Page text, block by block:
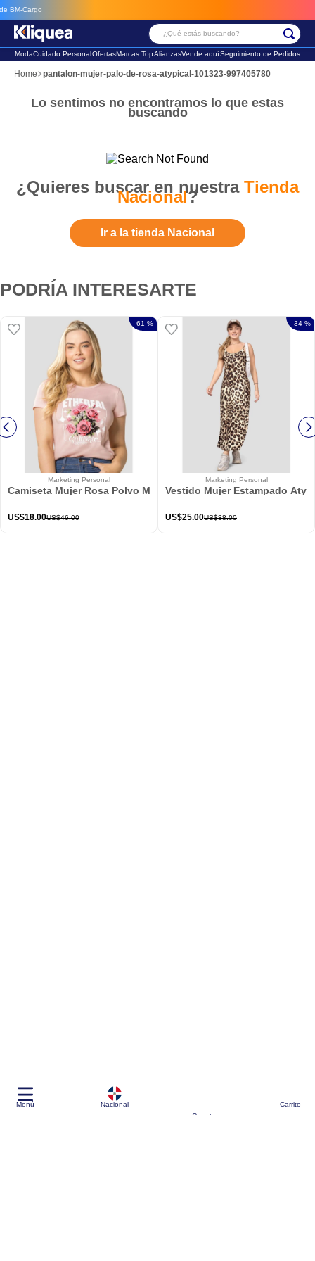
Cargo
¿Qué estás buscando?
ModaCuidado PersonalOfertasMarcas TopAlianzasVende aquíSeguimiento de Pedidos
Menú
Nacional
Cuenta
Carrito
pantalon-mujer-palo-de-rosa-atypical-101323-997405780
Lo sentimos no encontramos lo que estas
buscando
¿Quieres buscar en nuestra Tienda
Nacional?
Ir a la tienda Nacional
PODRÍA INTERESARTE
-61 %
Marketing Personal
Camiseta Mujer Rosa Polvo Mp 114226
US$46.00
US$18.00
-34 %
Marketing Personal
Vestido Mujer Estampado
US$38.00
US$25.00
Términos Más Buscados